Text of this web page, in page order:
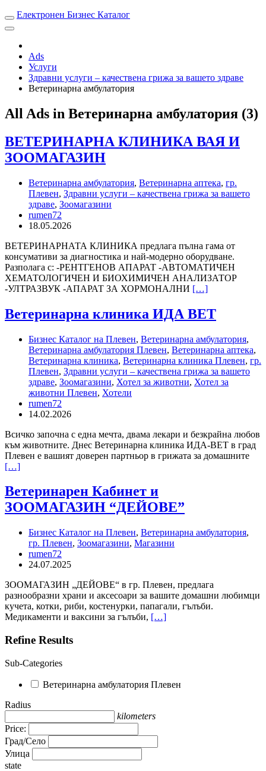
Електронен Бизнес Каталог
Ads
Услуги
Здравни услуги – качествена грижа за вашето здраве
Ветеринарна амбулатория
RSS
Feed
ad
tag
Ветеринарна
All Ads in Ветеринарна амбулатория (3)
ВЕТЕРИНАРНА
КЛИНИКА
ВАЯ
ЗООМАГАЗИН
ВЕТЕРИНАРНА КЛИНИКА ВАЯ И
ЗООМАГАЗИН
Ветеринарна амбулатория, Ветеринарна аптека, гр.
Плевен, Здравни услуги – качествена грижа за вашето
здраве, Зоомагазини
rumen72
18.05.2026
ВЕТЕРИНАРНАТА КЛИНИКА предлага пълна гама от
консумативи за диагностика и най-модерно оборудване.
Разполага с: -РЕНТГЕНОВ АПАРАТ -АВТОМАТИЧЕН
ХЕМАТОЛОГИЧЕН И БИОХИМИЧЕН АНАЛИЗАТОР
-УЛТРАЗВУК -АПАРАТ ЗА ХОРМОНАЛНИ […]
Ветеринарна
клиника
ВЕТ
Ветеринарна клиника ИДА ВЕТ
Бизнес Каталог на Плевен, Ветеринарна амбулатория,
Ветеринарна амбулатория Плевен, Ветеринарна аптека,
Ветеринарна клиника, Ветеринарна клиника Плевен, гр.
Плевен, Здравни услуги – качествена грижа за вашето
здраве, Зоомагазини, Хотел за животни, Хотел за
животни Плевен, Хотели
rumen72
14.02.2026
Всичко започна с една мечта, двама лекари и безкрайна любов
към животните. Днес Ветеринарна клиника ИДА-ВЕТ в град
Плевен е вашият доверен партньор в грижата за домашните
[…]
Ветеринарен
Кабинет
и
“ДЕЙОВЕ”
Ветеринарен Кабинет и
ЗООМАГАЗИН “ДЕЙОВЕ”
Бизнес Каталог на Плевен, Ветеринарна амбулатория,
гр. Плевен, Зоомагазини, Магазини
rumen72
24.07.2025
ЗООМАГАЗИН „ДЕЙОВЕ“ в гр. Плевен, предлага
разнообразни храни и аксесоари за вашите домашни любимци
кучета, котки, риби, костенурки, папагали, гълъби.
Медикаменти и ваксини за гълъби, […]
Refine Results
Sub-Categories
Ветеринарна амбулатория Плевен
Radius
kilometers
Price:
Град/Село
Улица
state